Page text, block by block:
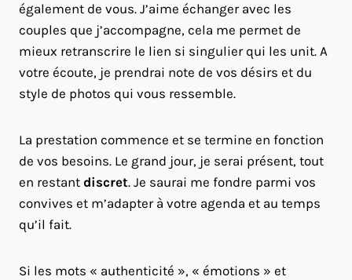
également de vous. J’aime échanger avec les
couples que j’accompagne, cela me permet de
mieux retranscrire le lien si singulier qui les unit. A
votre écoute, je prendrai note de vos désirs et du
style de photos qui vous ressemble.
La prestation commence et se termine en fonction
de vos besoins. Le grand jour, je serai présent, tout
en restant discret. Je saurai me fondre parmi vos
convives et m’adapter à votre agenda et au temps
qu’il fait.
Si les mots « authenticité », « émotions » et